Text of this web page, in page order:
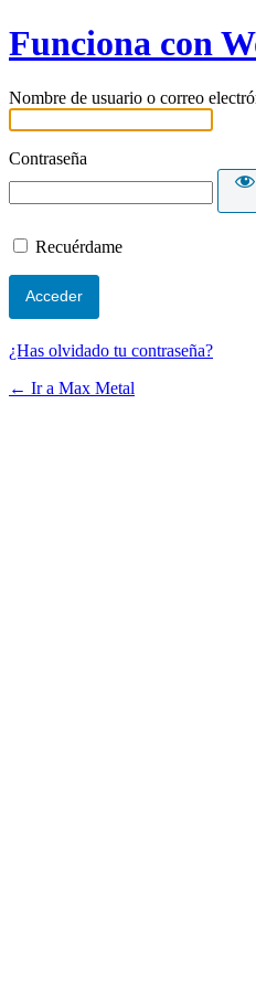
Funciona con
Nombre de usuario o correo
Contraseña
Recuérdame
¿Has olvidado tu contraseña?
← Ir a Max Metal